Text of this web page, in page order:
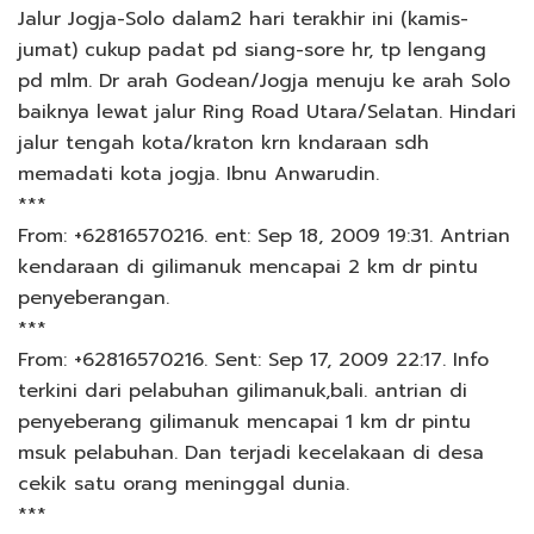
Jalur Jogja-Solo dalam2 hari terakhir ini (kamis-
jumat) cukup padat pd siang-sore hr, tp lengang
pd mlm. Dr arah Godean/Jogja menuju ke arah Solo
baiknya lewat jalur Ring Road Utara/Selatan. Hindari
jalur tengah kota/kraton krn kndaraan sdh
memadati kota jogja. Ibnu Anwarudin.
***
From: +62816570216. ent: Sep 18, 2009 19:31. Antrian
kendaraan di gilimanuk mencapai 2 km dr pintu
penyeberangan.
***
From: +62816570216. Sent: Sep 17, 2009 22:17. Info
terkini dari pelabuhan gilimanuk,bali. antrian di
penyeberang gilimanuk mencapai 1 km dr pintu
msuk pelabuhan. Dan terjadi kecelakaan di desa
cekik satu orang meninggal dunia.
***